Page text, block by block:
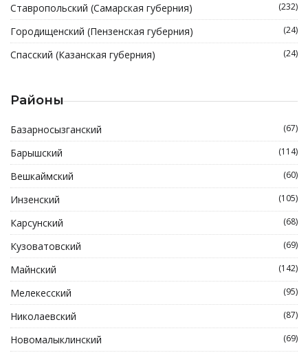
Ставропольский (Самарская губерния) (232)
Городищенский (Пензенская губерния) (24)
Спасский (Казанская губерния) (24)
Районы
Базарносызганский (67)
Барышский (114)
Вешкаймский (60)
Инзенский (105)
Карсунский (68)
Кузоватовский (69)
Майнский (142)
Мелекесский (95)
Николаевский (87)
Новомалыклинский (69)